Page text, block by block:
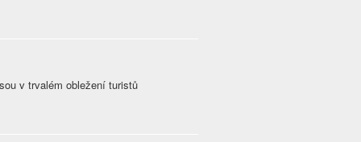
v trvalém obležení turistů